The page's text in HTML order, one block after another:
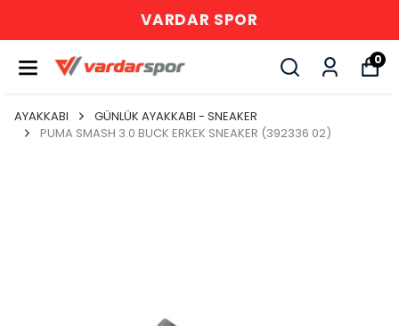
VARDAR SPOR
0
AYAKKABI
GÜNLÜK AYAKKABI - SNEAKER
PUMA SMASH 3.0 BUCK ERKEK SNEAKER (392336 02)